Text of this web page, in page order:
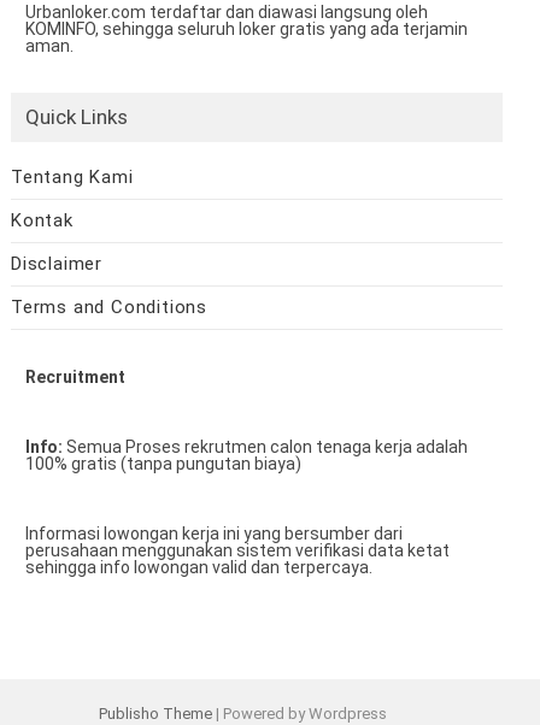
Urbanloker.com terdaftar dan diawasi langsung oleh
KOMINFO, sehingga seluruh loker gratis yang ada terjamin
aman.
Quick Links
Tentang Kami
Kontak
Disclaimer
Terms and Conditions
Recruitment
Info: Semua Proses rekrutmen calon tenaga kerja adalah
100% gratis (tanpa pungutan biaya)
Informasi lowongan kerja ini yang bersumber dari
perusahaan menggunakan sistem verifikasi data ketat
sehingga info lowongan valid dan terpercaya.
Publisho Theme | Powered by Wordpress